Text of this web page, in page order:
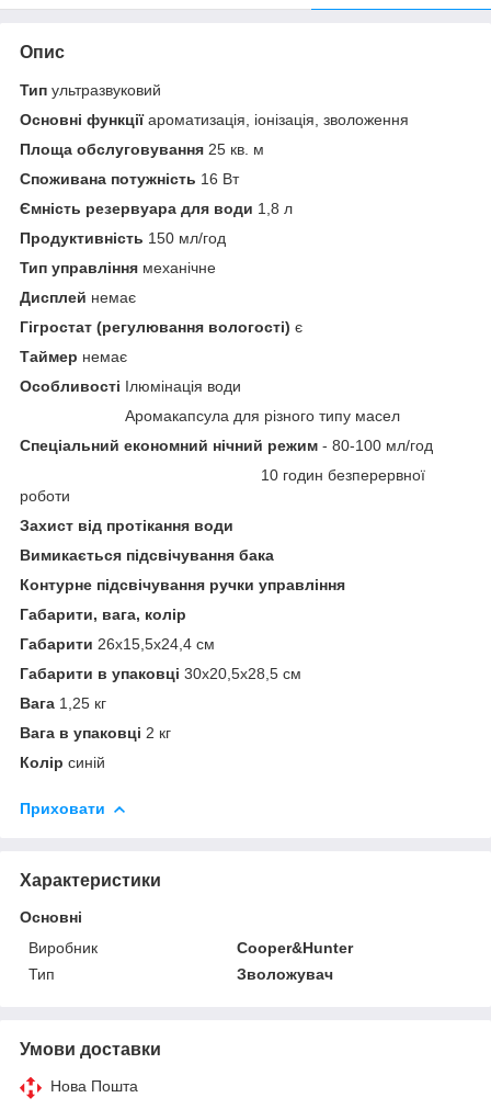
Опис
Тип ультразвуковий
Основні функціїароматизація, іонізація, зволоження
Площа обслуговування 25 кв. м
Споживана потужність 16 Вт
Ємність резервуара для води 1,8 л
Продуктивність 150 мл/год
Тип управління механічне
Дисплей немає
Гігростат (регулювання вологості) є
Таймер немає
Особливості Ілюмінація води
Аромакапсула для різного типу масел
Спеціальний економний нічний режим - 80-100 мл/год
10 годин безперервної
роботи
Захист від протікання води
Вимикається підсвічування бака
Контурне підсвічування ручки управління
Габарити, вага, колір
Габарити 26x15,5x24,4 см
Габарити в упаковці 30x20,5x28,5 см
Вага 1,25 кг
Вага в упаковці 2 кг
Колір синій
Приховати
Характеристики
Основні
Виробник
Cooper&Hunter
Тип
Зволожувач
Умови доставки
Нова Пошта